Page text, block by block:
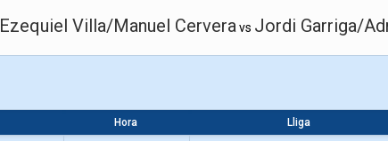
Ezequiel Villa/Manuel Cervera vs Jordi Garriga/
Hora Lliga